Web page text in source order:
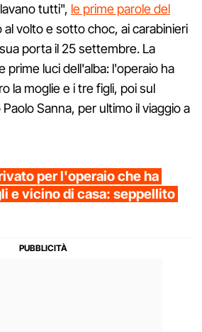
tutti", le prime parole del
al volto e sotto choc, ai carabinieri
porta il 25 settembre. La
prime luci dell'alba: l'operaio ha
la moglie e i tre figli, poi sul
Sanna, per ultimo il viaggio a
per l'operaio che ha
e vicino di casa: seppellito